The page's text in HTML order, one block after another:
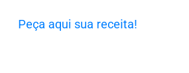
Peça aqui sua receita!